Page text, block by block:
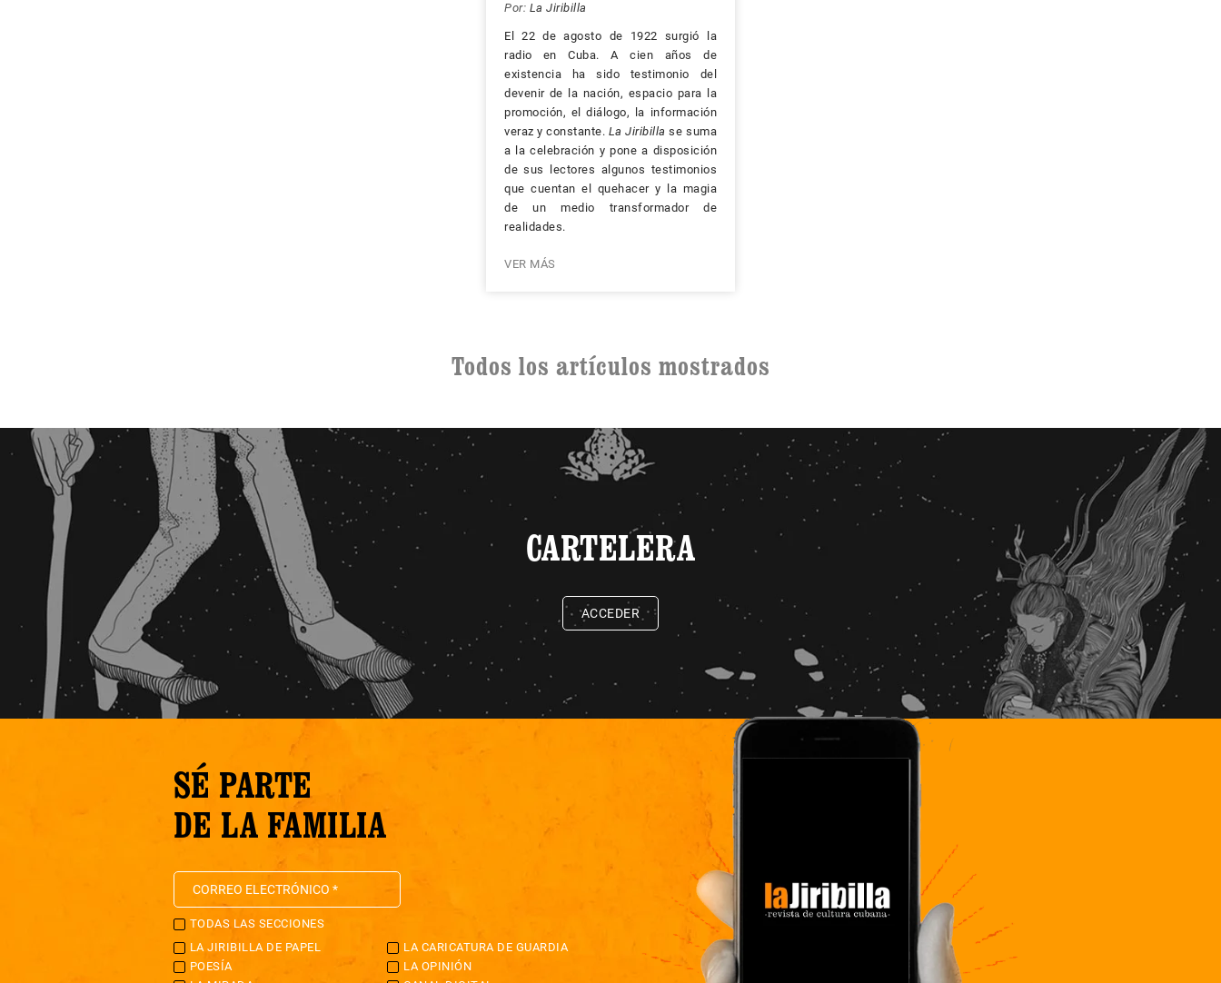
Por: La Jiribilla
El 22 de agosto de 1922 surgió la
radio en Cuba. A cien años de
existencia ha sido testimonio del
devenir de la nación, espacio para la
promoción, el diálogo, la información
veraz y constante. La Jiribilla se suma
a la celebración y pone a disposición
de sus lectores algunos testimonios
que cuentan el quehacer y la magia
de un medio transformador de
realidades.
VER MÁS
Todos los artículos mostrados
CARTELERA
ACCEDER
SÉ PARTE
DE LA FAMILIA
TODAS LAS SECCIONES
LA JIRIBILLA DE PAPEL
LA CARICATURA DE GUARDIA
POESÍA
LA OPINIÓN